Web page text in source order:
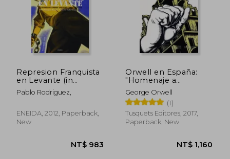
NT$ 1,257 NT$
Represion Franquista
en Levante (in
Spanish)
Pablo Rodriguez,
ENEIDA, 2012, Paperback,
New
Orwell en España:
"Homenaje a
Cataluña" y Otros
Escritos Sobre la
Guerra Civil Española
(Tiempo de Memoria)
(in Spanish)
George Orwell
(1)
Tusquets Editores, 2017,
Paperback, New